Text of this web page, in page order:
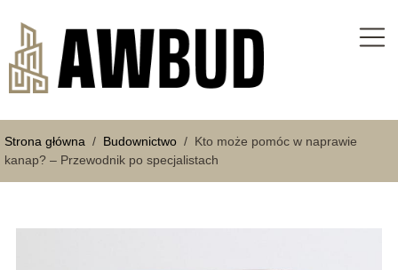
Strona główna / Budownictwo / Kto może pomóc w naprawie
kanap? – Przewodnik po specjalistach